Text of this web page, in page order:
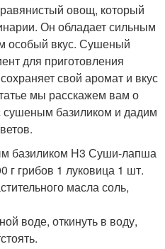
овощ, который
Он обладает сильным
особый вкус. Сушеный
для приготовления
свой аромат и вкус
мы расскажем вам о
сушеным базиликом и дадим
базиликом H3 Суши-лапша
г грибов 1 луковица 1 шт.
масла соль,
воде, откинуть в воду,